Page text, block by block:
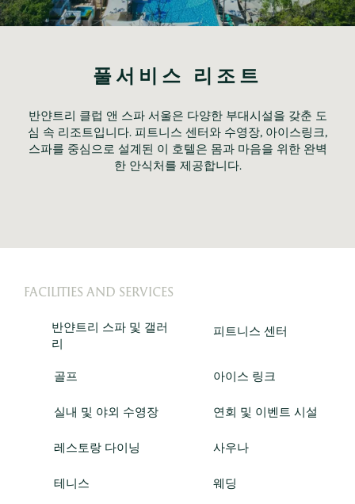
풀서비스 리조트
반얀트리 클럽 앤 스파 서울은 다양한 부대시설을 갖춘 도
심 속 리조트입니다. 피트니스 센터와 수영장, 아이스링크,
스파를 중심으로 설계된 이 호텔은 몸과 마음을 위한 완벽
한 안식처를 제공합니다.
FACILITIES AND SERVICES
반얀트리 스파 및 갤러
리
피트니스 센터
골프 아이스 링크
실내 및 야외 수영장 연회 및 이벤트 시설
레스토랑 다이닝 사우나
테니스 웨딩